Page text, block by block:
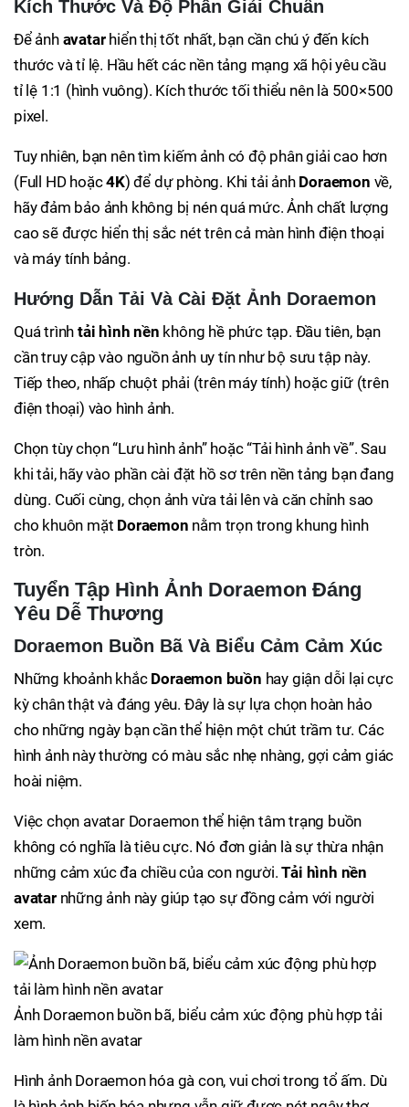
Kích Thước Và Độ Phân Giải Chuẩn
Để ảnh avatarhiển thị tốt nhất, bạn cần chú ý đến kích
thước và tỉ lệ. Hầu hết các nền tảng mạng xã hội yêu cầu
tỉ lệ 1:1 (hình vuông). Kích thước tối thiểu nên là 500×500
pixel.
Tuy nhiên, bạn nên tìm kiếm ảnh có độ phân giải cao hơn
(Full HD hoặc4K) để dự phòng. Khi tải ảnh Doraemon về,
hãy đảm bảo ảnh không bị nén quá mức. Ảnh chất lượng
cao sẽ được hiển thị sắc nét trên cả màn hình điện thoại
và máy tính bảng.
Hướng Dẫn Tải Và Cài Đặt Ảnh Doraemon
Quá trình tải hình nền không hề phức tạp. Đầu tiên, bạn
cần truy cập vào nguồn ảnh uy tín như bộ sưu tập này.
Tiếp theo, nhấp chuột phải (trên máy tính) hoặc giữ (trên
điện thoại) vào hình ảnh.
Chọn tùy chọn “Lưu hình ảnh” hoặc “Tải hình ảnh về”. Sau
khi tải, hãy vào phần cài đặt hồ sơ trên nền tảng bạn đang
dùng. Cuối cùng, chọn ảnh vừa tải lên và căn chỉnh sao
cho khuôn mặt Doraemon nằm trọn trong khung hình
tròn.
Tuyển Tập Hình Ảnh Doraemon Đáng
Yêu Dễ Thương
Doraemon Buồn Bã Và Biểu Cảm Cảm Xúc
Những khoảnh khắc Doraemon buồn hay giận dỗi lại cực
kỳ chân thật và đáng yêu. Đây là sự lựa chọn hoàn hảo
cho những ngày bạn cần thể hiện một chút trầm tư. Các
hình ảnh này thường có màu sắc nhẹ nhàng, gợi cảm giác
hoài niệm.
Việc chọn avatar Doraemon thể hiện tâm trạng buồn
không có nghĩa là tiêu cực. Nó đơn giản là sự thừa nhận
những cảm xúc đa chiều của con người.Tải hình nền
avatarnhững ảnh này giúp tạo sự đồng cảm với người
xem.
Ảnh Doraemon buồn bã, biểu cảm xúc động phù hợp tải
làm hình nền avatar
Hình ảnh Doraemon hóa gà con, vui chơi trong tổ ấm. Dù